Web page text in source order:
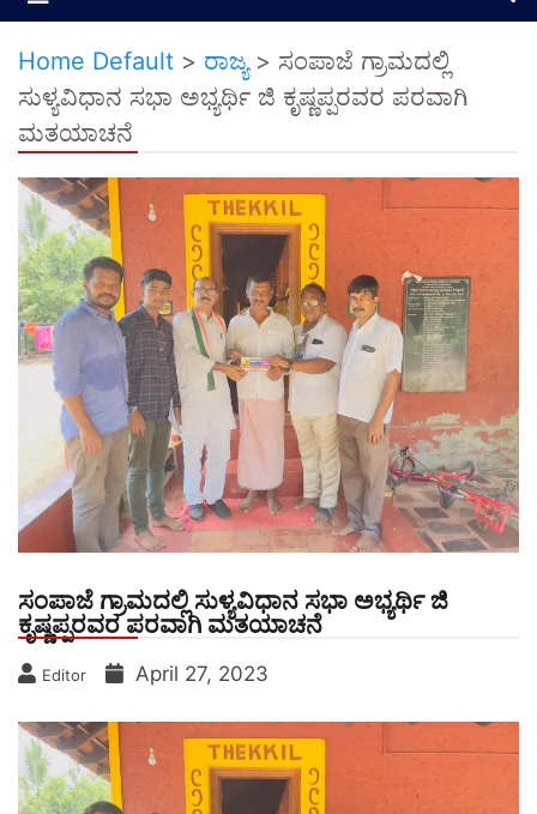
Home Default > ರಾಜ್ಯ> ಸಂಪಾಜೆ ಗ್ರಾಮದಲ್ಲಿ
ಸುಳ್ಯವಿಧಾನ ಸಭಾ ಅಭ್ಯರ್ಥಿ ಜಿ ಕೃಷ್ಣಪ್ಪರವರ ಪರವಾಗಿ
ಮತಯಾಚನೆ
ಸಂಪಾಜೆ ಗ್ರಾಮದಲ್ಲಿ ಸುಳ್ಯವಿಧಾನ ಸಭಾ ಅಭ್ಯರ್ಥಿ ಜಿ
ಕೃಷ್ಣಪ್ಪರವರ ಪರವಾಗಿ ಮತಯಾಚನೆ
Editor April 27, 2023